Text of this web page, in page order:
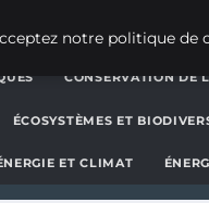
CONSERVATION DE
ÉCOSYSTÈMES ET
ET CLIMAT
notre politique de